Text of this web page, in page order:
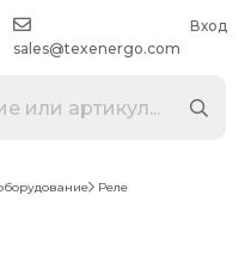
sales@texenergo.com
Вход
Реле